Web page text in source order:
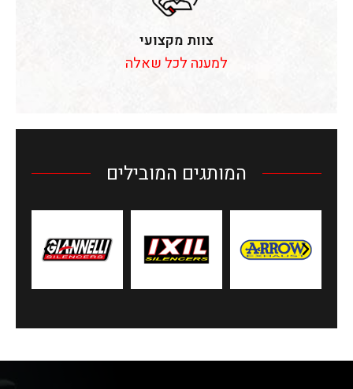
צוות מקצועי
למענה לכל שאלה
המותגים המובילים